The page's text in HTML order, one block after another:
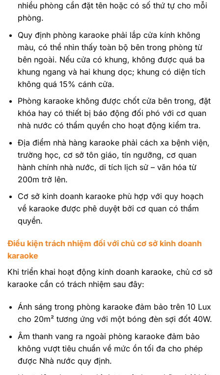
nhiều phòng cần đặt tên hoặc có số thứ tự cho mỗi
phòng.
Quy định phòng karaoke phải lắp cửa kính không
màu, có thể nhìn thấy toàn bộ bên trong phòng từ
bên ngoài. Nếu cửa có khung, không được quá ba
khung ngang và hai khung dọc; khung có diện tích
không quá 15% cánh cửa.
Phòng karaoke không được chốt cửa bên trong, đặt
khóa hay có thiết bị báo động đối phó với cơ quan
nhà nước có thẩm quyền cho hoạt động kiểm tra.
Địa điểm nhà hàng karaoke phải cách xa bệnh viện,
trường học, cơ sở tôn giáo, tín ngưỡng, cơ quan
hành chính nhà nước, di tích lịch sử – văn hóa từ
200m trở lên.
Cơ sở kinh doanh karaoke phù hợp với quy hoạch
về karaoke được phê duyệt bởi cơ quan có thẩm
quyền.
Điều kiện trách nhiệm đối với chủ cơ sở kinh doanh
karaoke
Khi triển khai hoạt động kinh doanh karaoke, chủ cơ sở
karaoke cần có trách nhiệm sau đây:
Ánh sáng trong phòng karaoke đảm bảo trên 10 Lux
cho 20m² tương ứng với một bóng đèn sợi đốt 40W.
Âm thanh vang ra ngoài phòng karaoke đảm bảo
không vượt tiêu chuẩn về mức ồn tối đa cho phép
được Nhà nước quy định.